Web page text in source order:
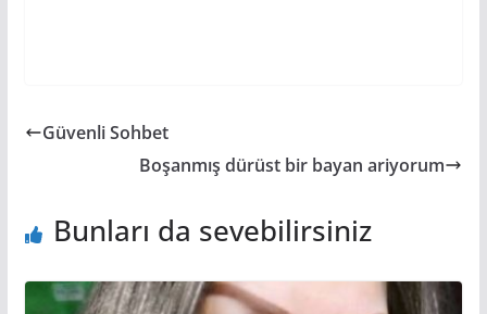
Güvenli Sohbet
Boşanmış dürüst bir bayan ariyorum
Bunları da sevebilirsiniz